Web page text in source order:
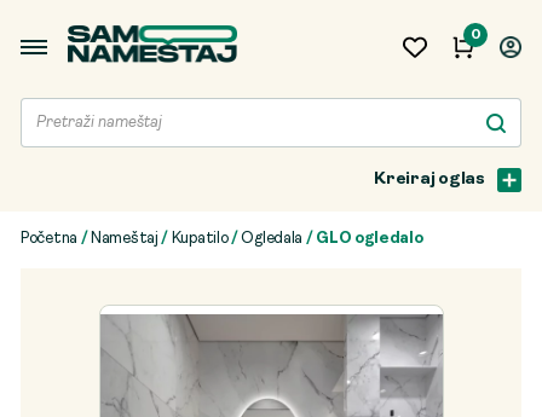
0
Kreiraj oglas
Početna / Nameštaj / Kupatilo/Ogledala / GLO ogledalo